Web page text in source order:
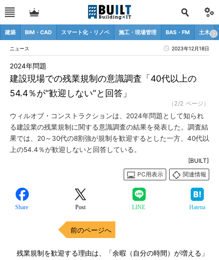
建築 BIM・CAD スマート化・リノベ 施工・現場管理 BAS・FM 土木
ニュース 2023年12月18日
建設現場での残業規制の意識調査「40代以上の
54.4％が“歓迎しない”と回答」
2024年問題
（2/2 ページ）
ウィルオブ・コンストラクションは、2024年問題として知られ
る建設業の残業規制に関する意識調査の結果を発表した。調査結
果では、20～30代の8割強が規制を歓迎するとした一方、40代以
上の54.4％が歓迎しないと回答している。
[BUILT]
PC用表示
関連情報
Share Post LINE Hatena
前のページへ
残業規制を歓迎する理由は、「余暇（自分の時間）が増える」